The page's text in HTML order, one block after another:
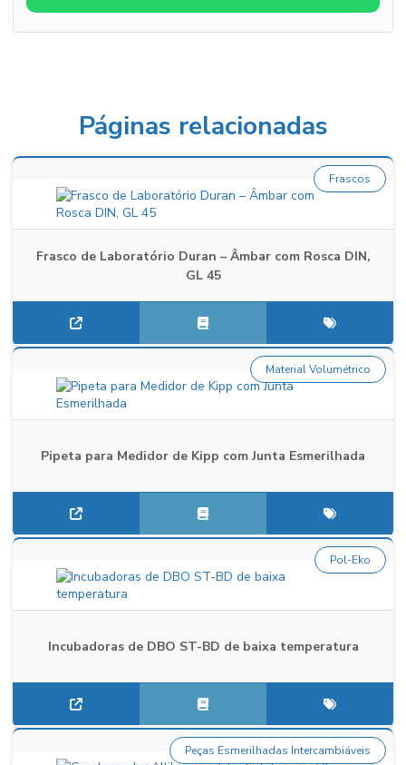
Páginas relacionadas
Frasco de Laboratório Duran – Âmbar com Rosca DIN,
GL 45
Frascos
Pipeta para Medidor de Kipp com Junta Esmerilhada
Material Volumétrico
Incubadoras de DBO ST-BD de baixa temperatura
Pol-Eko
Peças Esmerilhadas Intercambiáveis